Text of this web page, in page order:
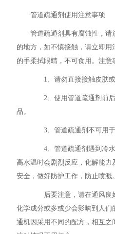
管道疏通剂使用注意事项
管道疏通剂具有腐蚀性，请
的地方，如不慎接触，请立即
的手柔拭眼睛，不可食用。注意
1、请勿直接接触皮肤或
2、使用管道疏通剂前后
品。
3、管道疏通剂不可用于
4、管道疏通剂遇到冷水
高水温时会剧烈反应，化解能
安全，做好防护工作，防止喷溅。
后要注意，请在通风良
化学成分或多或少会影响到人
通机因采用不同的配方，相互之